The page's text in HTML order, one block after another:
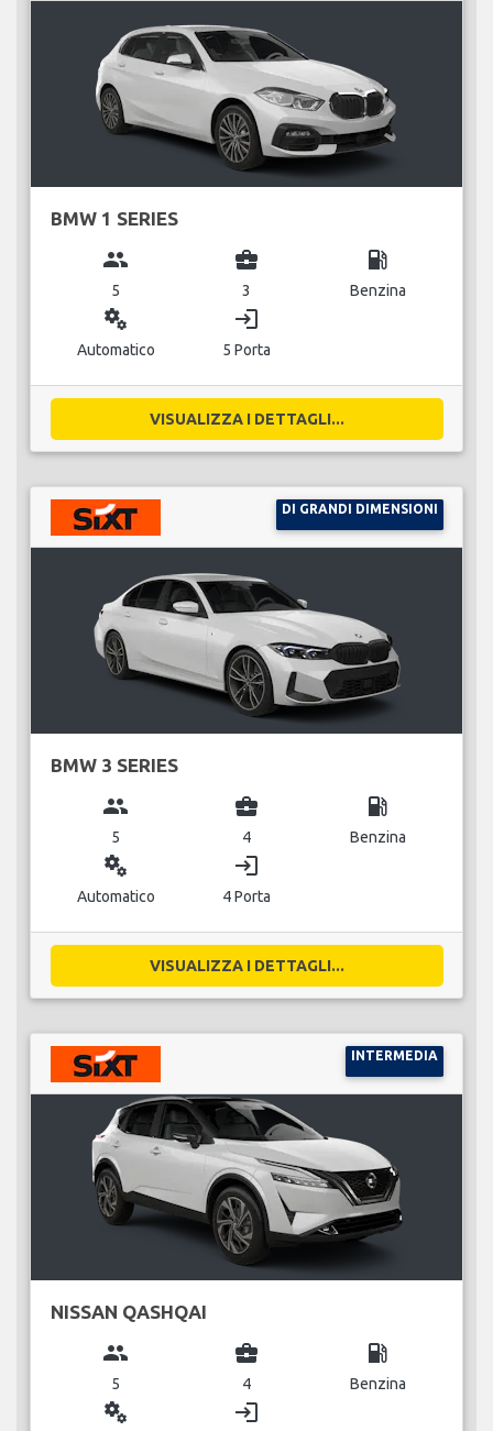
BMW 1 SERIES
group
5
business_center
3
local_gas_station
Benzina
miscellaneous_services
Automatico
login
5 Porta
VISUALIZZA I DETTAGLI...
DI GRANDI DIMENSIONI
BMW 3 SERIES
group
5
business_center
4
local_gas_station
Benzina
miscellaneous_services
Automatico
login
4 Porta
VISUALIZZA I DETTAGLI...
INTERMEDIA
NISSAN QASHQAI
group
5
business_center
4
local_gas_station
Benzina
miscellaneous_services login